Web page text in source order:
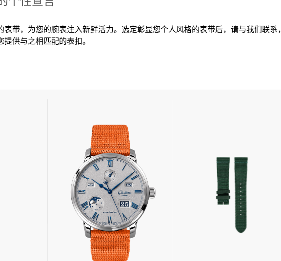
带，为您的腕表注入新鲜活力。选定彰显您个人风格的表带后，请与我们联系，
供与之相匹配的表扣。